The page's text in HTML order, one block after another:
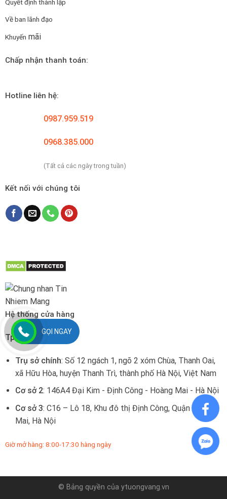
Quyết định thành lập
Về ban lãnh đạo
Khuyến mãi
Chấp nhận thanh toán:
Hotline liên hệ:
0987.959.519
0968.385.000
(Tất cả các ngày trong tuần)
Kết nối với chúng tôi
Hệ thống cửa hàng
Tp. Hà Nội:
Trụ sở chính: Số 12 ngách 1, ngõ 2 xóm Chùa, Thanh Oai,
xã Hữu Hòa, huyện Thanh Trì, thành phố Hà Nội, Việt Nam
Cơ sở 2: 146A4 Đại Kim - Định Công - Hoàng Mai - Hà Nội
Cơ sở 3: C16 – Lô 18, Khu đô thị Định Công, Quận Hoàng
Mai, Hà Nội
Giờ mở hàng: 8:00-17:30 hàng ngày
© Bảng quyền của ytuongvang.vn
GỌI NGAY